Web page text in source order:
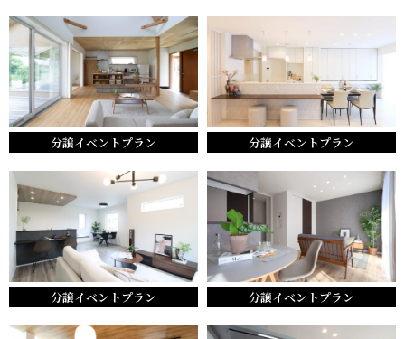
分譲イベントプラン 分譲イベントプラン
分譲イベントプラン 分譲イベントプラン